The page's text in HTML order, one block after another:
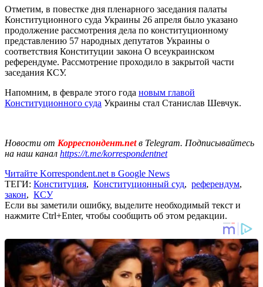
Отметим, в повестке дня пленарного заседания палаты
Конституционного суда Украины 26 апреля было указано
продолжение рассмотрения дела по конституционному
представлению 57 народных депутатов Украины о
соответствия Конституции закона О всеукраинском
референдуме. Рассмотрение проходило в закрытой части
заседания КСУ.
Напомним, в феврале этого года новым главой
Конституционного суда Украины стал Станислав Шевчук.
Новости от Корреспондент.netв Telegram. Подписывайтесь
на наш канал https://t.me/korrespondentnet
Читайте Korrespondent.net в Google News
ТЕГИ: Конституция, Конституционный суд, референдум,
закон, КСУ
Если вы заметили ошибку, выделите необходимый текст и
нажмите Ctrl+Enter, чтобы сообщить об этом редакции.